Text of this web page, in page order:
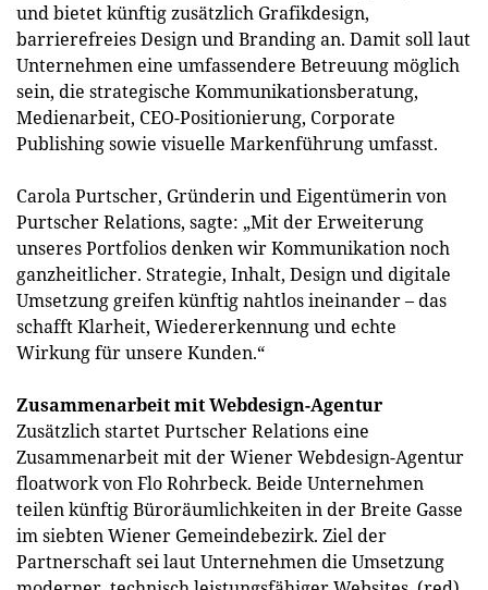
und bietet künftig zusätzlich Grafikdesign,
barrierefreies Design und Branding an. Damit soll laut
Unternehmen eine umfassendere Betreuung möglich
sein, die strategische Kommunikationsberatung,
Medienarbeit, CEO-Positionierung, Corporate
Publishing sowie visuelle Markenführung umfasst.
Carola Purtscher, Gründerin und Eigentümerin von
Purtscher Relations, sagte: „Mit der Erweiterung
unseres Portfolios denken wir Kommunikation noch
ganzheitlicher. Strategie, Inhalt, Design und digitale
Umsetzung greifen künftig nahtlos ineinander – das
schafft Klarheit, Wiedererkennung und echte
Wirkung für unsere Kunden.“
Zusammenarbeit mit Webdesign-Agentur
Zusätzlich startet Purtscher Relations eine
Zusammenarbeit mit der Wiener Webdesign-Agentur
floatwork von Flo Rohrbeck. Beide Unternehmen
teilen künftig Büroräumlichkeiten in der Breite Gasse
im siebten Wiener Gemeindebezirk. Ziel der
Partnerschaft sei laut Unternehmen die Umsetzung